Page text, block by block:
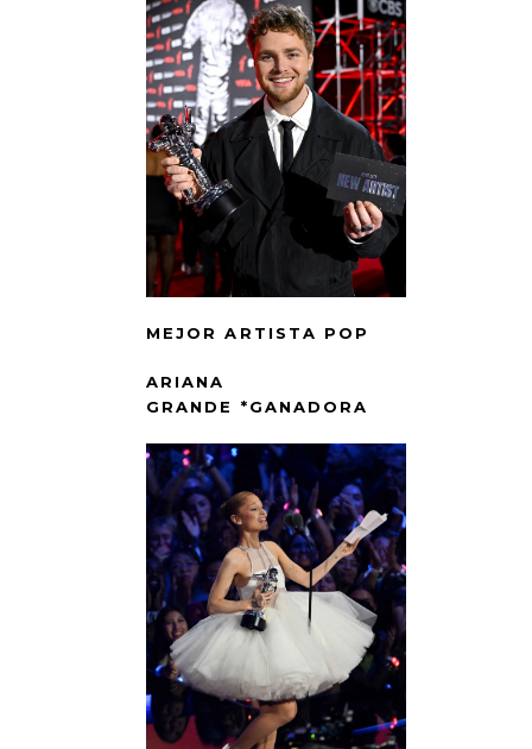
MEJOR ARTISTA POP
ARIANA
GRANDE *GANADORA